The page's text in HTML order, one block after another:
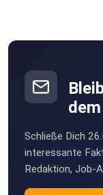
Schließe Dich
interessante
Redaktion, Job-